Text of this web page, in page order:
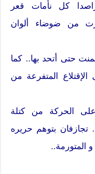
كل نأمات قعر
من ضوضاء ألوان
حتى أتحد بها.. كما
المتفرعة من
الحركة من كتلة
بتوهم حريره
المتورمة..